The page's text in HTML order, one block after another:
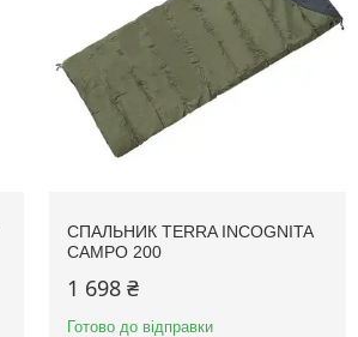
СПАЛЬНИК TERRA INCOGNITA
CAMPO 200
1 698 ₴
Готово до відправки